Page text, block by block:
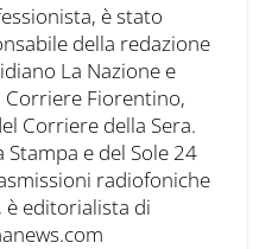
è stato
della redazione
La Nazione e
Fiorentino,
Corriere della Sera.
e del Sole 24
radiofoniche
è editorialista di